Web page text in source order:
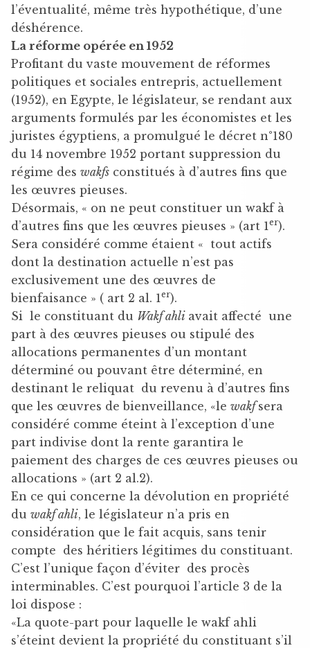
l’éventualité, même très hypothétique, d’une
déshérence.
La réforme opérée en 1952
Profitant du vaste mouvement de réformes
politiques et sociales entrepris, actuellement
(1952), en Egypte, le législateur, se rendant aux
arguments formulés par les économistes et les
juristes égyptiens, a promulgué le décret n°180
du 14 novembre 1952 portant suppression du
régime des wakfs constitués à d’autres fins que
les œuvres pieuses.
Désormais, « on ne peut constituer un wakf à
d’autres fins que les œuvres pieuses » (art 1 er).
Sera considéré comme étaient « tout actifs
dont la destination actuelle n’est pas
exclusivement une des œuvres de
bienfaisance » ( art 2 al. 1 er).
Si le constituant du Wakf ahli avait affecté une
part à des œuvres pieuses ou stipulé des
allocations permanentes d’un montant
déterminé ou pouvant être déterminé, en
destinant le reliquat du revenu à d’autres fins
que les œuvres de bienveillance, «le wakfsera
considéré comme éteint à l’exception d’une
part indivise dont la rente garantira le
paiement des charges de ces œuvres pieuses ou
allocations » (art 2 al.2).
En ce qui concerne la dévolution en propriété
du wakf ahli, le législateur n’a pris en
considération que le fait acquis, sans tenir
compte des héritiers légitimes du constituant.
C’est l’unique façon d’éviter des procès
interminables. C’est pourquoi l’article 3 de la
loi dispose :
«La quote-part pour laquelle le wakf ahli
s’éteint devient la propriété du constituant s’il